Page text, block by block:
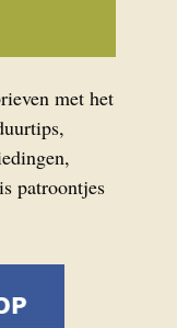
met het
patroontjes